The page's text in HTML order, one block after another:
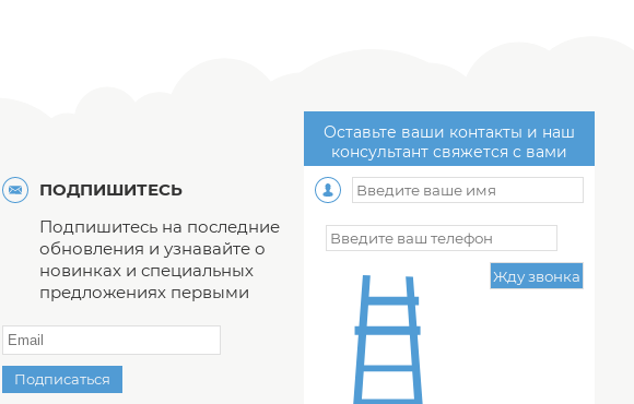
ПОДПИШИТЕСЬ
Подпишитесь на последние
обновления и узнавайте о
новинках и специальных
предложениях первыми
Подписаться
Оставьте ваши контакты и наш
консультант свяжется с вами